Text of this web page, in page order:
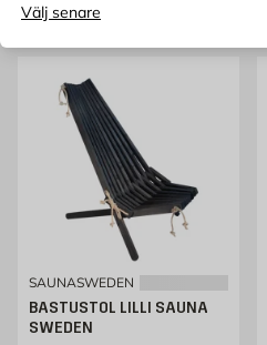
Välj senareLägg i varukorg
SAUNASWEDEN
BASTUSTOL LILLI SAUNA
SWEDEN